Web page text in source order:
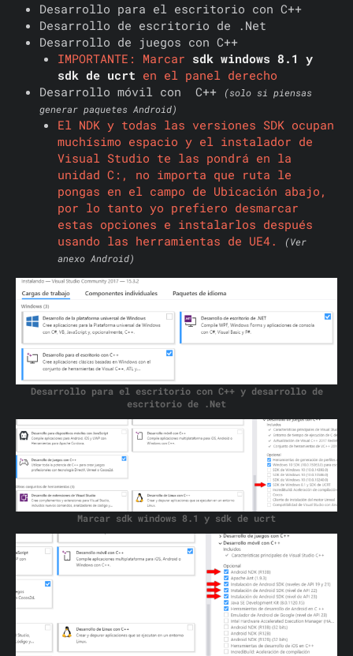
Desarrollo para el escritorio con C++
Desarrollo de escritorio de .Net
Desarrollo de juegos con C++
IMPORTANTE: Marcar sdk windows 8.1 y
sdk de ucrt en el panel derecho
Desarrollo móvil con C++
(solo si piensas
generar paquetes Android)
El NDK y todas las versiones SDK ocupan
muchísimo espacio y el instalador de
Visual Studio te las pondrá en la
unidad C:, no importa que ruta le
pongas en el campo de Ubicación abajo,
por lo tanto yo prefiero desmarcar
estas opciones e instalarlos después
usando las herramientas de UE4.
(Ver
anexo Android)
Desarrollo para el escritorio con C++ y desarrollo de
escritorio de .Net
Marcar sdk windows 8.1 y sdk de ucrt